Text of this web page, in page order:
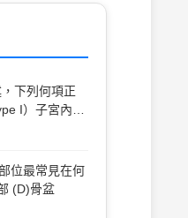
下列何項正
宮內膜癌病
(C)大部
癌病人具有
位最常見在何
部 (D)骨盆